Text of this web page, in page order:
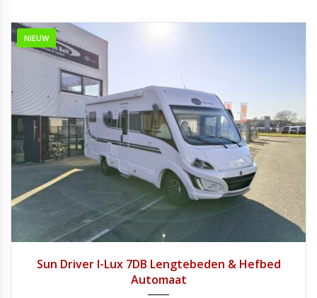
NIEUW
Sun Driver I-Lux 7DB Lengtebeden & Hefbed
Automaat